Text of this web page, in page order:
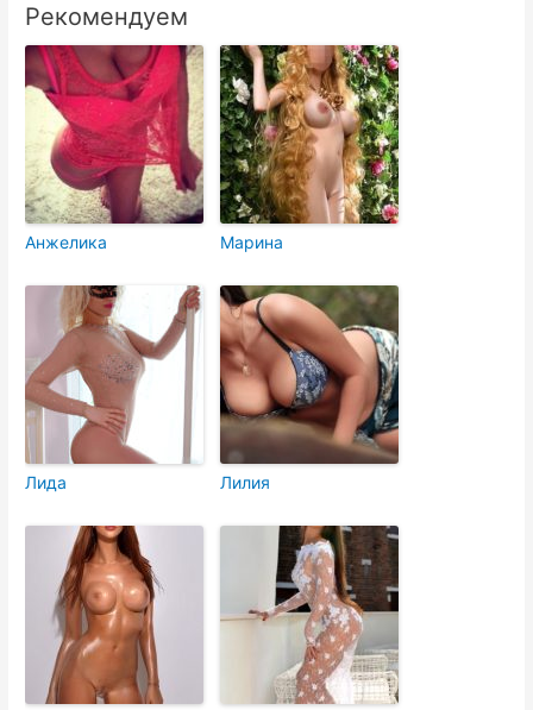
Рекомендуем
Анжелика Марина
Лида Лилия